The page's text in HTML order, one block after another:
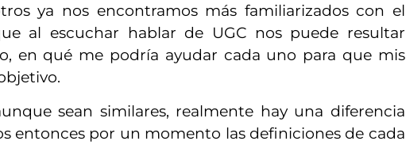
ya nos encontramos más familiarizados con el
al escuchar hablar de UGC nos puede resultar
en qué me podría ayudar cada uno para que mis
sean similares, realmente hay una diferencia
entonces por un momento las definiciones de cada